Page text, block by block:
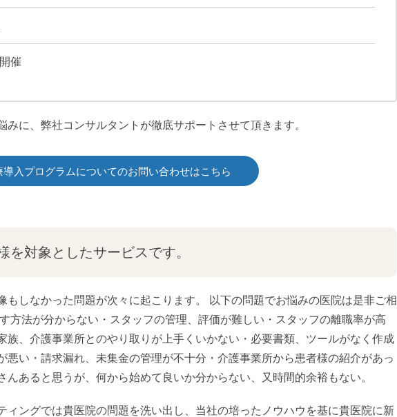
催
みに、弊社コンサルタントが徹底サポートさせて頂きます。
入プログラムについてのお問い合わせはこちら
を対象としたサービスです。
しなかった問題が次々に起こります。 以下の問題でお悩みの医院は是非ご相
方法が分からない・スタッフの管理、評価が難しい・スタッフの離職率が高
族、介護事業所とのやり取りが上手くいかない・必要書類、ツールがなく作成
い・請求漏れ、未集金の管理が不十分・介護事業所から患者様の紹介があっ
あると思うが、何から始めて良いか分からない、又時間的余裕もない。
ィングでは貴医院の問題を洗い出し、当社の培ったノウハウを基に貴医院に新